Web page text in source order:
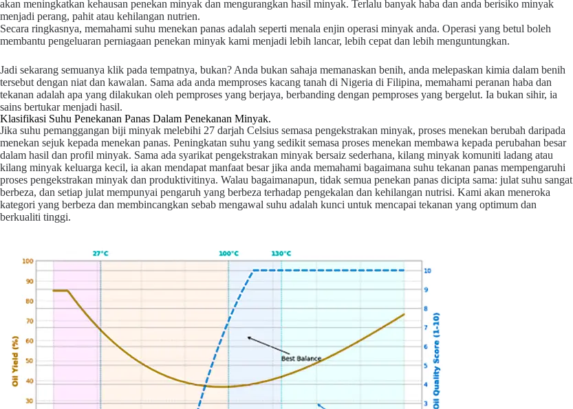
akan meningkatkan kehausan penekan minyak dan mengurangkan hasil minyak. Terlalu banyak haba dan anda berisiko minyak
menjadi perang, pahit atau kehilangan nutrien.
Secara ringkasnya, memahami suhu menekan panas adalah seperti menala enjin operasi minyak anda. Operasi yang betul boleh
membantu pengeluaran perniagaan penekan minyak kami menjadi lebih lancar, lebih cepat dan lebih menguntungkan.
Jadi sekarang semuanya klik pada tempatnya, bukan? Anda bukan sahaja memanaskan benih, anda melepaskan kimia dalam benih
tersebut dengan niat dan kawalan. Sama ada anda memproses kacang tanah di Nigeria di Filipina, memahami peranan haba dan
tekanan adalah apa yang dilakukan oleh pemproses yang berjaya, berbanding dengan pemproses yang bergelut. Ia bukan sihir, ia
sains bertukar menjadi hasil.
Klasifikasi Suhu Penekanan Panas Dalam Penekanan Minyak.
Jika suhu pemanggangan biji minyak melebihi 27 darjah Celsius semasa pengekstrakan minyak, proses menekan berubah daripada
menekan sejuk kepada menekan panas. Peningkatan suhu yang sedikit semasa proses menekan membawa kepada perubahan besar
dalam hasil dan profil minyak. Sama ada syarikat pengekstrakan minyak bersaiz sederhana, kilang minyak komuniti ladang atau
kilang minyak keluarga kecil, ia akan mendapat manfaat besar jika anda memahami bagaimana suhu tekanan panas mempengaruhi
proses pengekstrakan minyak dan produktivitinya. Walau bagaimanapun, tidak semua penekan panas dicipta sama: julat suhu sangat
berbeza, dan setiap julat mempunyai pengaruh yang berbeza terhadap pengekalan dan kehilangan nutrisi. Kami akan meneroka
kategori yang berbeza dan membincangkan sebab mengawal suhu adalah kunci untuk mencapai tekanan yang optimum dan
berkualiti tinggi.